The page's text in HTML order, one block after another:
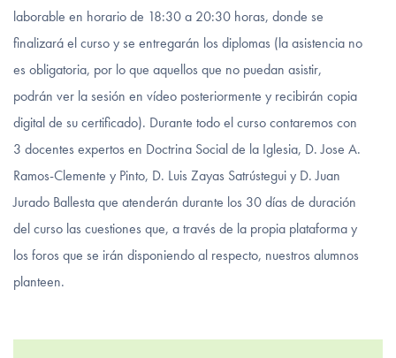
laborable en horario de 18:30 a 20:30 horas, donde se
finalizará el curso y se entregarán los diplomas (la asistencia no
es obligatoria, por lo que aquellos que no puedan asistir,
podrán ver la sesión en vídeo posteriormente y recibirán copia
digital de su certificado). Durante todo el curso contaremos con
3 docentes expertos en Doctrina Social de la Iglesia, D. Jose A.
Ramos-Clemente y Pinto, D. Luis Zayas Satrústegui y D. Juan
Jurado Ballesta que atenderán durante los 30 días de duración
del curso las cuestiones que, a través de la propia plataforma y
los foros que se irán disponiendo al respecto, nuestros alumnos
planteen.